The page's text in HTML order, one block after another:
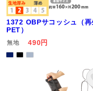
1372 OBPサコッシュ（再
PET）
無地 490円